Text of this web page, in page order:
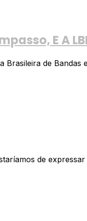
E A
de
de